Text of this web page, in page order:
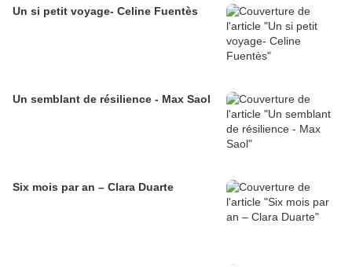
Un si petit voyage- Celine Fuentès
Un semblant de résilience - Max Saol
Six mois par an – Clara Duarte